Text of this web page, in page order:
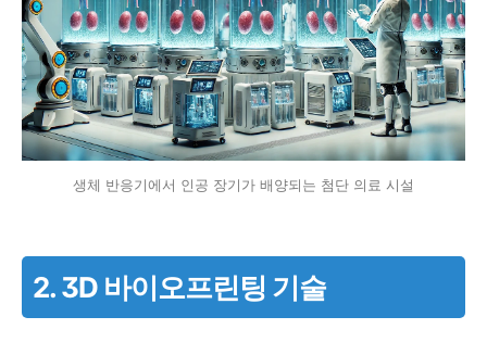
생체 반응기에서 인공 장기가 배양되는 첨단 의료 시설
2. 3D 바이오프린팅 기술